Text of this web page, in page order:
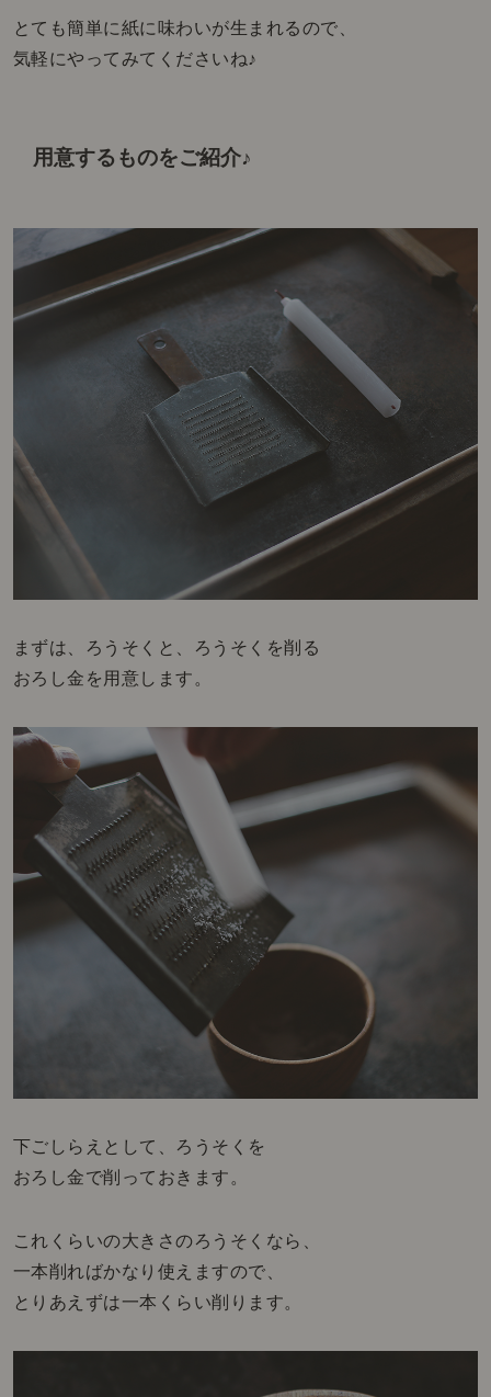
とても簡単に紙に味わいが生まれるので、
気軽にやってみてくださいね♪
用意するものをご紹介♪
まずは、ろうそくと、ろうそくを削る
おろし金を用意します。
下ごしらえとして、ろうそくを
おろし金で削っておきます。
これくらいの大きさのろうそくなら、
一本削ればかなり使えますので、
とりあえずは一本くらい削ります。